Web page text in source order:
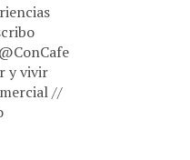
y vivir
//